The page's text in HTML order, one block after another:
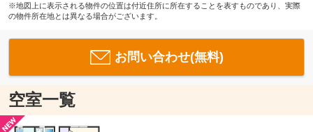
※地図上に表示される物件の位置は付近住所に所在することを表すものであり、実際
の物件所在地とは異なる場合がございます。
お問い合わせ(無料)
空室一覧